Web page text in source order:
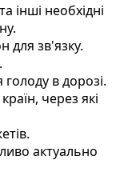
інші необхідні
для зв'язку.
в дорозі.
через які
актуально